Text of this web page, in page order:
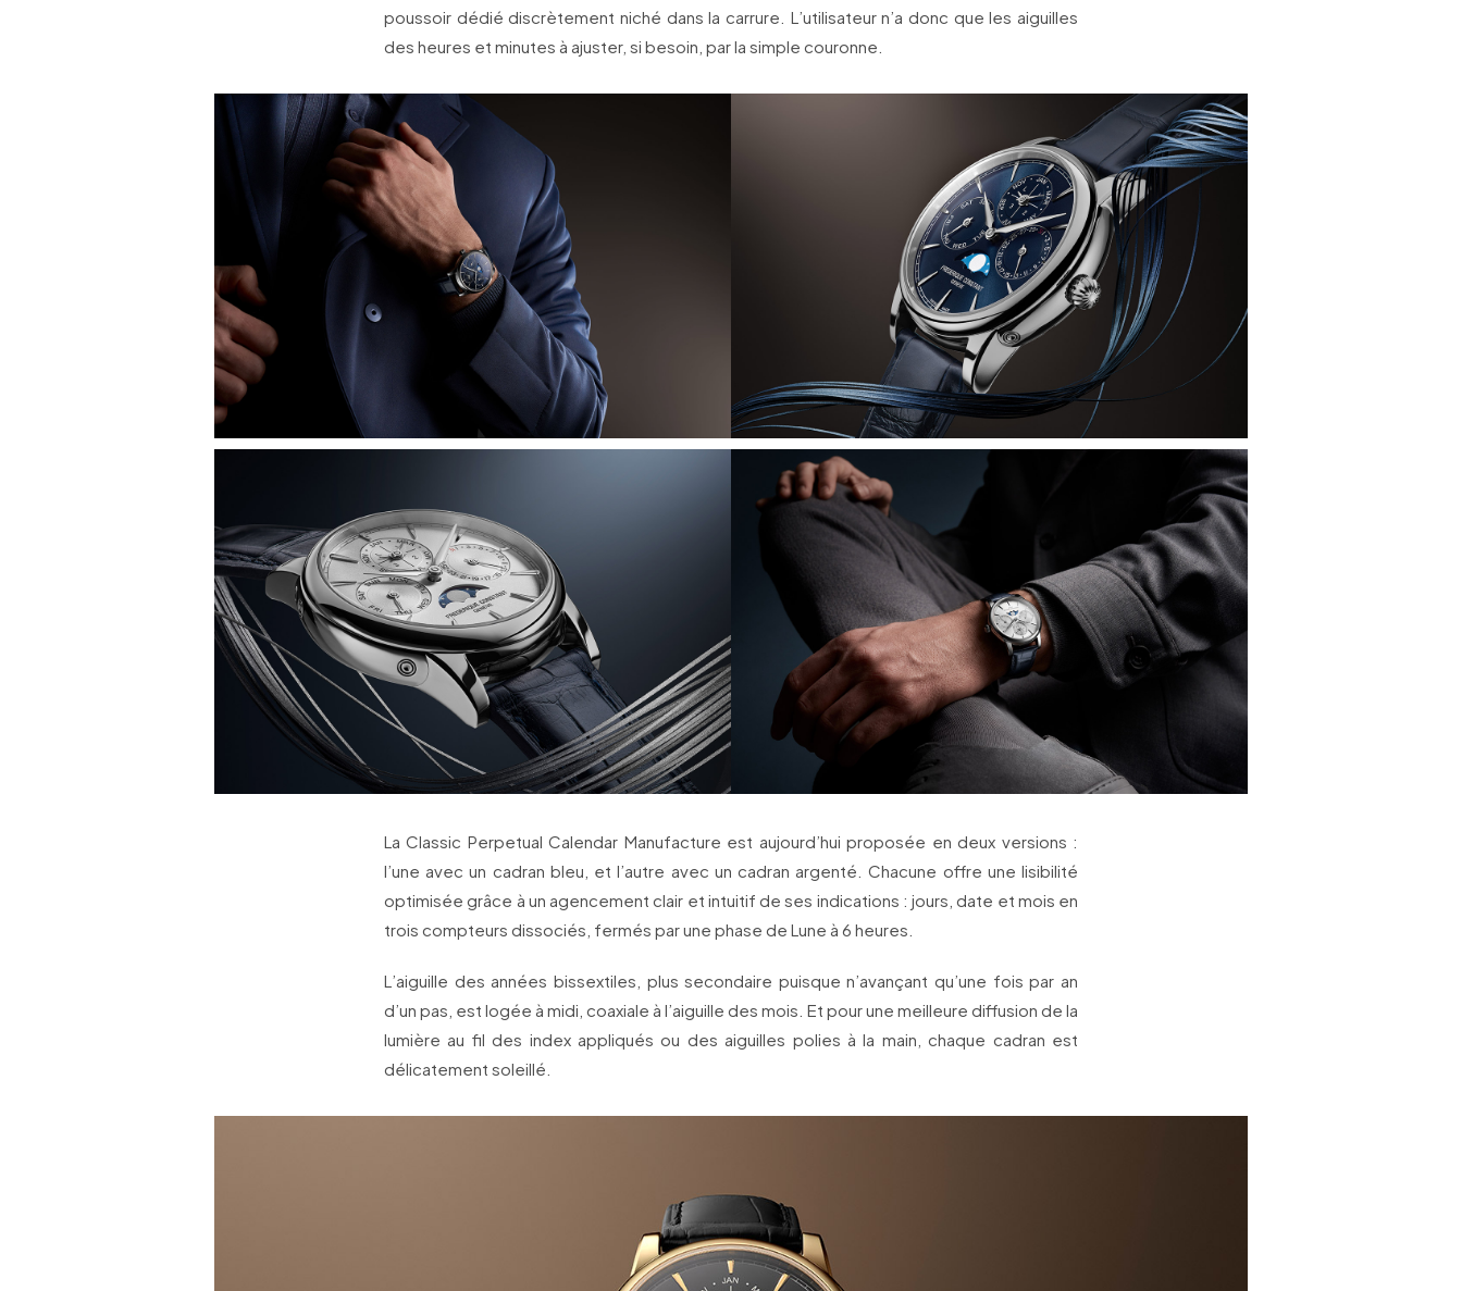
poussoir dédié discrètement niché dans la carrure. L’utilisateur n’a donc que les aiguilles
des heures et minutes à ajuster, si besoin, par la simple couronne.
La Classic Perpetual Calendar Manufacture est aujourd’hui proposée en deux versions :
l’une avec un cadran bleu, et l’autre avec un cadran argenté. Chacune offre une lisibilité
optimisée grâce à un agencement clair et intuitif de ses indications : jours, date et mois en
trois compteurs dissociés, fermés par une phase de Lune à 6 heures.
L’aiguille des années bissextiles, plus secondaire puisque n’avançant qu’une fois par an
d’un pas, est logée à midi, coaxiale à l’aiguille des mois. Et pour une meilleure diffusion de la
lumière au fil des index appliqués ou des aiguilles polies à la main, chaque cadran est
délicatement soleillé.